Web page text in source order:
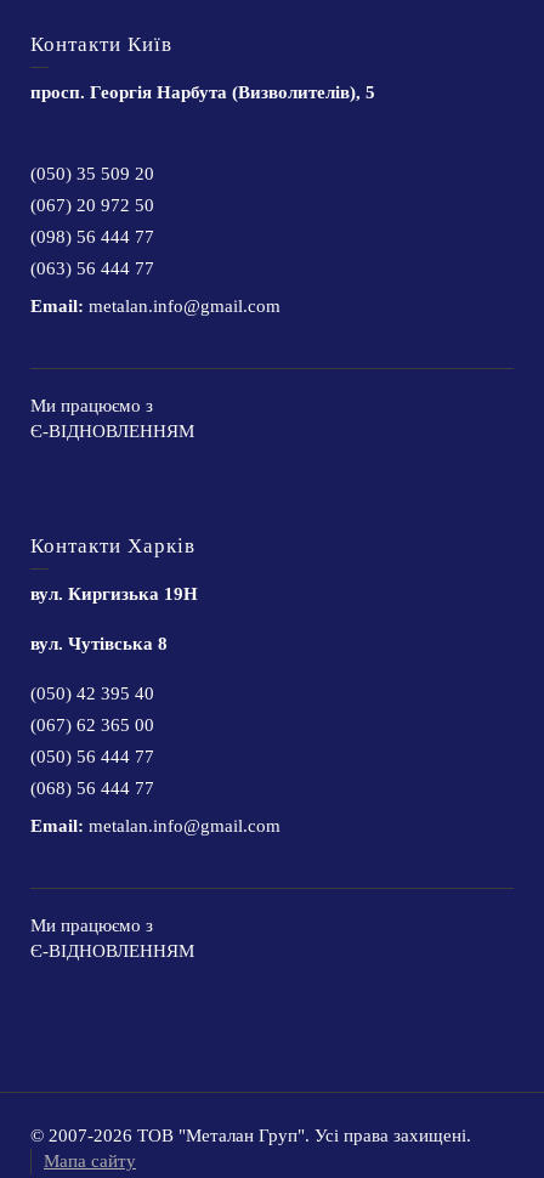
Контакти Київ
просп. Георгія Нарбута (Визволителів), 5
(050) 35 509 20
(067) 20 972 50
(098) 56 444 77
(063) 56 444 77
Email: metalan.info@gmail.com
Ми працюємо з
Є-ВІДНОВЛЕННЯМ
Контакти Харків
вул. Киргизька 19Н
вул. Чутівська 8
(050) 42 395 40
(067) 62 365 00
(050) 56 444 77
(068) 56 444 77
Email: metalan.info@gmail.com
Ми працюємо з
Є-ВІДНОВЛЕННЯМ
© 2007-2026 ТОВ "Металан Груп". Усі права захищені.
Мапа сайту